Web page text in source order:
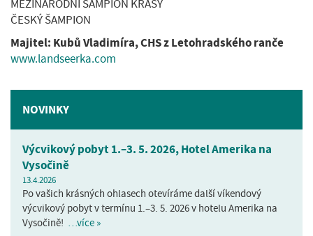
MEZINÁRODNÍ ŠAMPION KRÁSY
ČESKÝ ŠAMPION
Majitel: Kubů Vladimíra, CHS z Letohradského ranče
www.landseerka.com
NOVINKY
Výcvikový pobyt 1.–3. 5. 2026, Hotel Amerika na
Vysočině
13.4.2026
Po vašich krásných ohlasech otevíráme další víkendový
výcvikový pobyt v termínu 1.–3. 5. 2026 v hotelu Amerika na
Vysočině! …více »